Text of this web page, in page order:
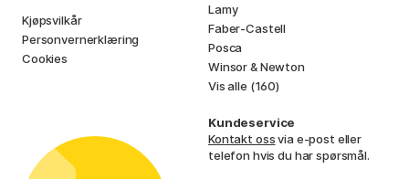
Kjøpsvilkår
Personvernerklæring
Cookies
Lamy
Faber-Castell
Posca
Winsor & Newton
Vis alle (160)
Kundeservice
Kontakt ossvia e-post eller
telefon hvis du har spørsmål.